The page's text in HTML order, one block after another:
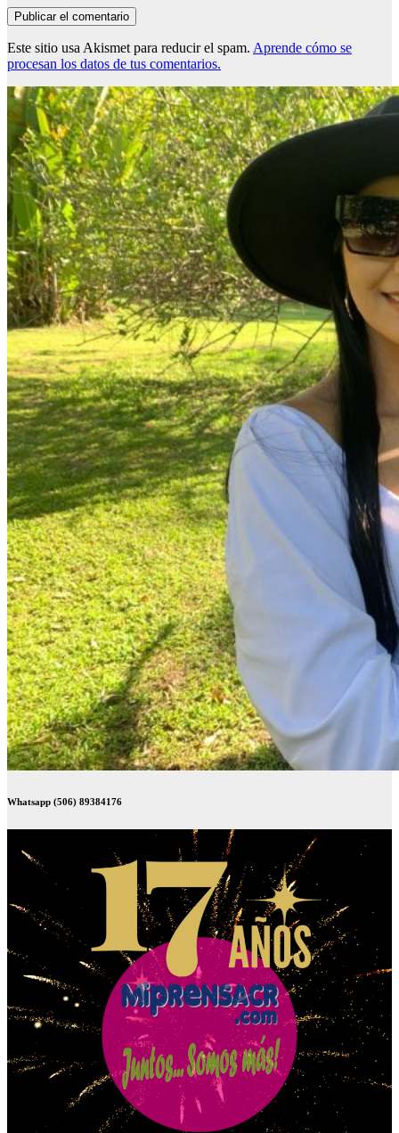
Este sitio usa Akismet para reducir el spam. Aprende cómo se
procesan los datos de tus comentarios.
Whatsapp (506) 89384176